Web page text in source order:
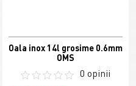
Oala inox 14l grosime 0.6mm
OMS
0 opinii